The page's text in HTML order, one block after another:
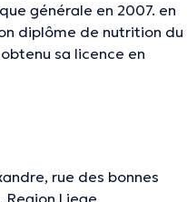
générale en 2007. en
diplôme de nutrition du
sa licence en
de poids et de
rue des bonnes